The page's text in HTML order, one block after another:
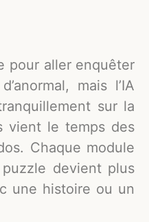
pour aller enquêter
mais l’IA
sur la
vient le temps des
Chaque module
devient plus
une histoire ou un